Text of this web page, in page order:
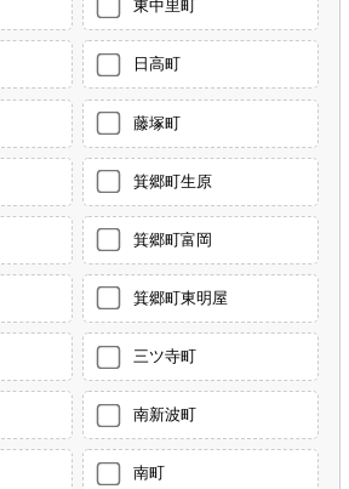
東中里町
日高町
藤塚町
箕郷町生原
箕郷町富岡
箕郷町東明屋
三ツ寺町
南新波町
南町